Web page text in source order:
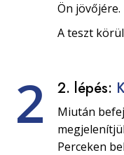
Ön jövőjére.
A teszt
2 2. lépés:
Miután
Perceken